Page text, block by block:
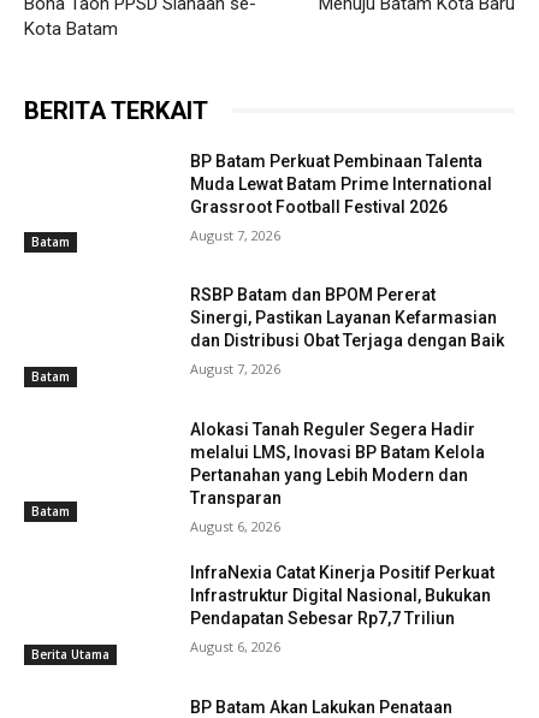
Kota Batam
BERITA TERKAIT
Batam
BP Batam Perkuat Pembinaan Talenta
Muda Lewat Batam Prime International
Grassroot Football Festival 2026
August 7, 2026
Batam
RSBP Batam dan BPOM Pererat
Sinergi, Pastikan Layanan Kefarmasian
dan Distribusi Obat Terjaga dengan Baik
August 7, 2026
Batam
Alokasi Tanah Reguler Segera Hadir
melalui LMS, Inovasi BP Batam Kelola
Pertanahan yang Lebih Modern dan
Transparan
August 6, 2026
Berita Utama
InfraNexia Catat Kinerja Positif Perkuat
Infrastruktur Digital Nasional, Bukukan
Pendapatan Sebesar Rp7,7 Triliun
August 6, 2026
BP Batam Akan Lakukan Penataan